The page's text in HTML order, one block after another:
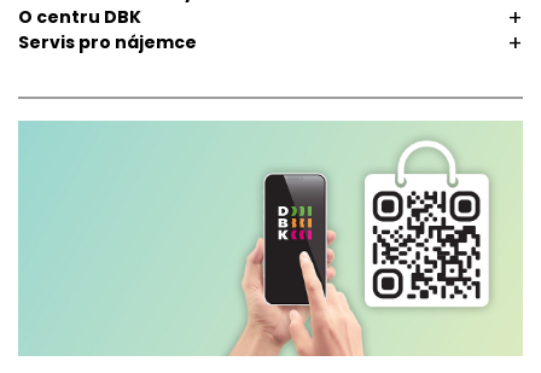
O centru DBK
Servis pro nájemce